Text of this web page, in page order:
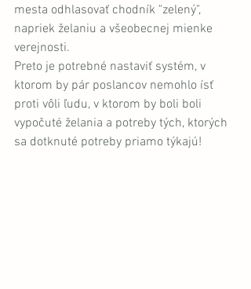
mesta odhlasovať chodník "zelený",
napriek želaniu a všeobecnej mienke
verejnosti.
Preto je potrebné nastaviť systém, v
ktorom by pár poslancov nemohlo ísť
proti vôli ľudu, v ktorom by boli boli
vypočuté želania a potreby tých, ktorých
sa dotknuté potreby priamo týkajú!